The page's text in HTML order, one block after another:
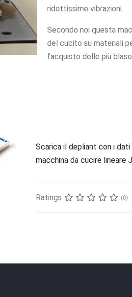
ridottissime vibrazioni.
Secondo noi questa
del cucito su materiali
l’acquisto delle più
Scarica il depliant con i
macchina da cucire lineare
Ratings (0)